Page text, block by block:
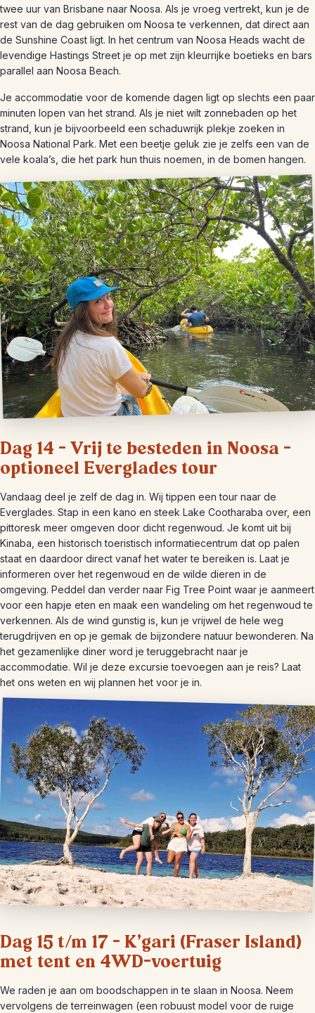
twee uur van Brisbane naar Noosa. Als je vroeg vertrekt, kun je de
rest van de dag gebruiken om Noosa te verkennen, dat direct aan
de Sunshine Coast ligt. In het centrum van Noosa Heads wacht de
levendige Hastings Street je op met zijn kleurrijke boetieks en bars
parallel aan Noosa Beach.
Je accommodatie voor de komende dagen ligt op slechts een paar
minuten lopen van het strand. Als je niet wilt zonnebaden op het
strand, kun je bijvoorbeeld een schaduwrijk plekje zoeken in
Noosa National Park. Met een beetje geluk zie je zelfs een van de
vele koala’s, die het park hun thuis noemen, in de bomen hangen.
Dag 14 – Vrij te besteden in Noosa –
optioneel Everglades tour
Vandaag deel je zelf de dag in. Wij tippen een tour naar de
Everglades. Stap in een kano en steek Lake Cootharaba over, een
pittoresk meer omgeven door dicht regenwoud. Je komt uit bij
Kinaba, een historisch toeristisch informatiecentrum dat op palen
staat en daardoor direct vanaf het water te bereiken is. Laat je
informeren over het regenwoud en de wilde dieren in de
omgeving. Peddel dan verder naar Fig Tree Point waar je aanmeert
voor een hapje eten en maak een wandeling om het regenwoud te
verkennen. Als de wind gunstig is, kun je vrijwel de hele weg
terugdrijven en op je gemak de bijzondere natuur bewonderen. Na
het gezamenlijke diner word je teruggebracht naar je
accommodatie. Wil je deze excursie toevoegen aan je reis? Laat
het ons weten en wij plannen het voor je in.
Dag 15 t/m 17 – K’gari (Fraser Island)
met tent en 4WD-voertuig
We raden je aan om boodschappen in te slaan in Noosa. Neem
vervolgens de terreinwagen (een robuust model voor de ruige